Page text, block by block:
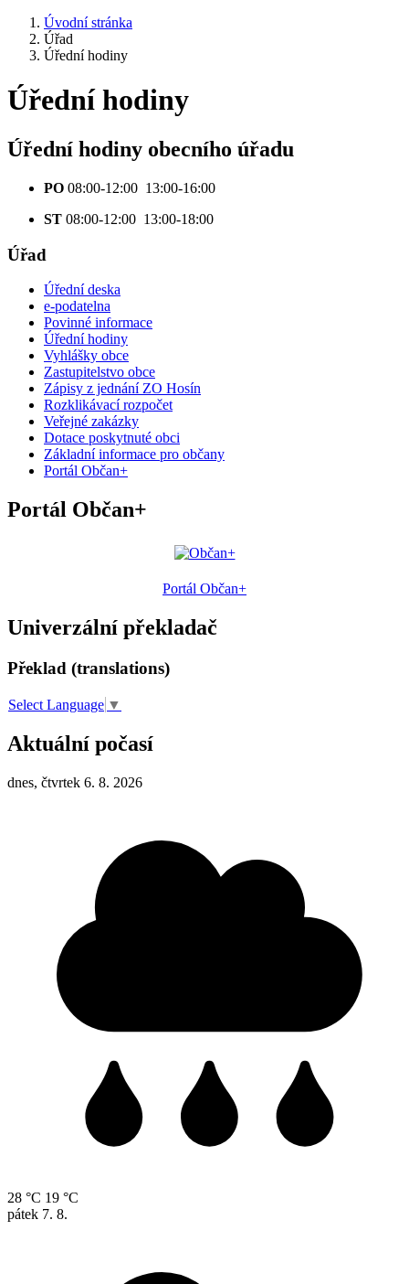
Úvodní stránka
Úřad
Úřední hodiny
Úřední hodiny
Úřední hodiny obecního úřadu
PO 08:00-12:00 13:00-16:00
ST 08:00-12:00 13:00-18:00
Úřad
Úřední deska
e-podatelna
Povinné informace
Úřední hodiny
Vyhlášky obce
Zastupitelstvo obce
Zápisy z jednání ZO Hosín
Rozklikávací rozpočet
Veřejné zakázky
Dotace poskytnuté obci
Základní informace pro občany
Portál Občan+
Portál Občan+
Portál Občan+
Univerzální překladač
Překlad (translations)
Select Language ▼
Aktuální počasí
dnes, čtvrtek 6. 8. 2026
28 °C 19 °C
pátek 7. 8.